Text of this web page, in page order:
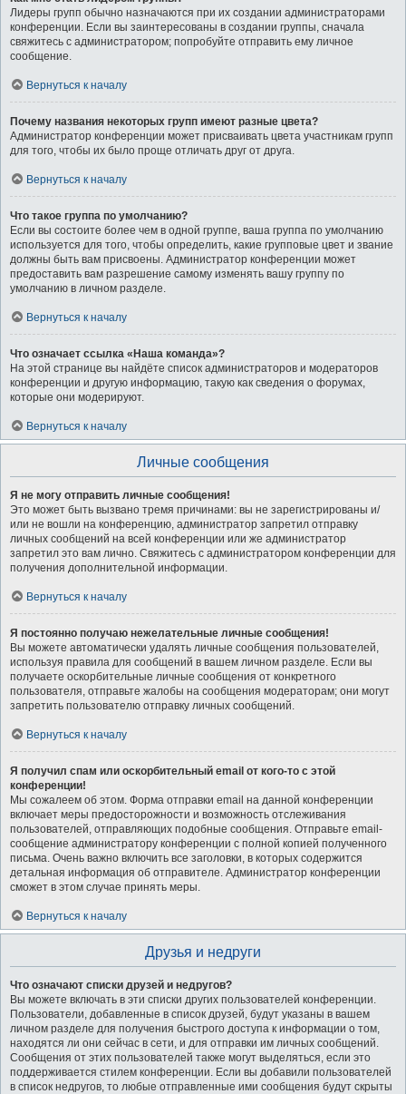
Лидеры групп обычно назначаются при их создании администраторами
конференции. Если вы заинтересованы в создании группы, сначала
свяжитесь с администратором; попробуйте отправить ему личное
сообщение.
Вернуться к началу
Почему названия некоторых групп имеют разные цвета?
Администратор конференции может присваивать цвета участникам групп
для того, чтобы их было проще отличать друг от друга.
Вернуться к началу
Что такое группа по умолчанию?
Если вы состоите более чем в одной группе, ваша группа по умолчанию
используется для того, чтобы определить, какие групповые цвет и звание
должны быть вам присвоены. Администратор конференции может
предоставить вам разрешение самому изменять вашу группу по
умолчанию в личном разделе.
Вернуться к началу
Что означает ссылка «Наша команда»?
На этой странице вы найдёте список администраторов и модераторов
конференции и другую информацию, такую как сведения о форумах,
которые они модерируют.
Вернуться к началу
Личные сообщения
Я не могу отправить личные сообщения!
Это может быть вызвано тремя причинами: вы не зарегистрированы и/
или не вошли на конференцию, администратор запретил отправку
личных сообщений на всей конференции или же администратор
запретил это вам лично. Свяжитесь с администратором конференции для
получения дополнительной информации.
Вернуться к началу
Я постоянно получаю нежелательные личные сообщения!
Вы можете автоматически удалять личные сообщения пользователей,
используя правила для сообщений в вашем личном разделе. Если вы
получаете оскорбительные личные сообщения от конкретного
пользователя, отправьте жалобы на сообщения модераторам; они могут
запретить пользователю отправку личных сообщений.
Вернуться к началу
Я получил спам или оскорбительный email от кого-то с этой
конференции!
Мы сожалеем об этом. Форма отправки email на данной конференции
включает меры предосторожности и возможность отслеживания
пользователей, отправляющих подобные сообщения. Отправьте email-
сообщение администратору конференции с полной копией полученного
письма. Очень важно включить все заголовки, в которых содержится
детальная информация об отправителе. Администратор конференции
сможет в этом случае принять меры.
Вернуться к началу
Друзья и недруги
Что означают списки друзей и недругов?
Вы можете включать в эти списки других пользователей конференции.
Пользователи, добавленные в список друзей, будут указаны в вашем
личном разделе для получения быстрого доступа к информации о том,
находятся ли они сейчас в сети, и для отправки им личных сообщений.
Сообщения от этих пользователей также могут выделяться, если это
поддерживается стилем конференции. Если вы добавили пользователей
в список недругов, то любые отправленные ими сообщения будут скрыты